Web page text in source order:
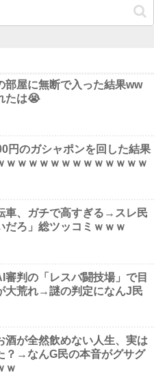
とムチムチ娘のお色気コメデ
ワ最強番長他
み！他
リしたまま平常心を装うｗｗｗ
を怠った韓国、朝鮮半島全域を
お○ぱいを晒されるハプニング
る男さんって「非モテ」だよな
見るだけでボッ起してしまうと
部屋に無断で入った結果ww
たは😭
円のガシャポンを回した結果
ｗｗｗｗｗｗｗｗｗｗｗｗｗ
車、ガチで高すぎる→スレ民
だろ」総ツッコミｗｗｗ
審判の「レスバ闘技場」で目
大荒れ→謎の判定になんJ民
酒が全然飲めない人生、実は
？→なんG民の本音がグサグ
ｗ